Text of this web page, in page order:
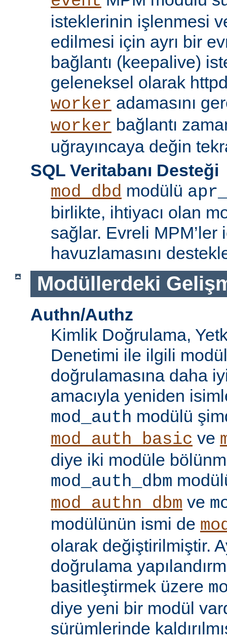
isteklerinin işlenmesi
edilmesi için ayrı bir
bağlantı (keepalive)
geleneksel olarak
worker adamasını
worker bağlantı
uğrayıncaya değin
SQL Veritabanı Desteği
mod_dbd modülü
birlikte, ihtiyacı olan
sağlar. Evreli MPM’ler
havuzlamasını
Modüllerdeki
Authn/Authz
Kimlik Doğrulama,
Denetimi ile ilgili
doğrulamasına daha
amacıyla yeniden
mod_auth modülü
mod_auth_basic ve
diye iki modüle
mod_auth_dbm
mod_authn_dbm ve
modülünün ismi de
olarak değiştirilmiştir.
doğrulama
basitleştirmek üzere
diye yeni bir modül
sürümlerinde